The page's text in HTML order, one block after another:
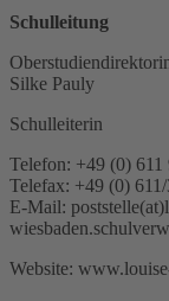
Schulleitung
Silke Pauly
Schulleiterin
Telefon: +49 (0) 611
Telefax: +49 (0)
E-Mail:
Website: